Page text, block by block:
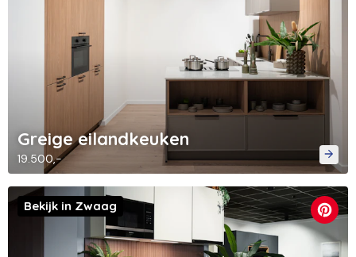
Greige eilandkeuken
19.500,-
Bekijk in Zwaag